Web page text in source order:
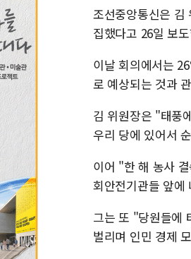
조선중앙통신은 김
집했다고 26일 보
이날 회의에서는
로 예상되는 것과
김 위원장은 "태풍
우리 당에 있어서
이어 "한 해 농사
회안전기관들 앞에
그는 또 "당원들에
벌리며 인민 경제